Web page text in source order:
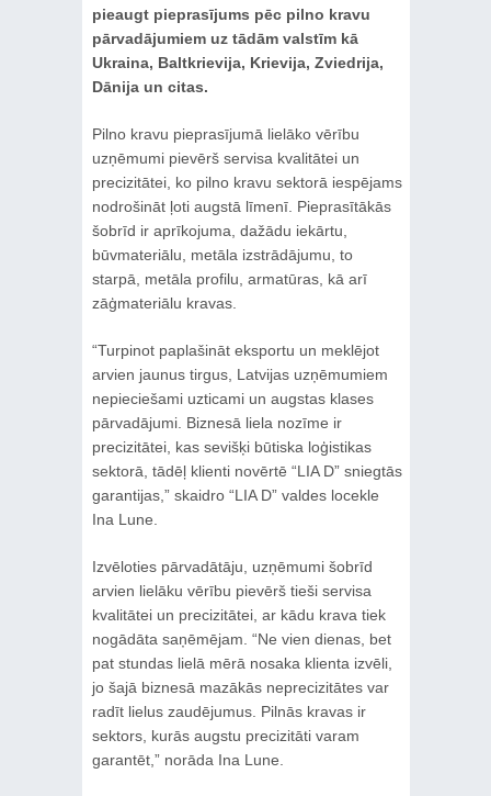
pieaugt pieprasījums pēc pilno kravu
pārvadājumiem uz tādām valstīm kā
Ukraina, Baltkrievija, Krievija, Zviedrija,
Dānija un citas.
Pilno kravu pieprasījumā lielāko vērību
uzņēmumi pievērš servisa kvalitātei un
precizitātei, ko pilno kravu sektorā iespējams
nodrošināt ļoti augstā līmenī. Pieprasītākās
šobrīd ir aprīkojuma, dažādu iekārtu,
būvmateriālu, metāla izstrādājumu, to
starpā, metāla profilu, armatūras, kā arī
zāģmateriālu kravas.
“Turpinot paplašināt eksportu un meklējot
arvien jaunus tirgus, Latvijas uzņēmumiem
nepieciešami uzticami un augstas klases
pārvadājumi. Biznesā liela nozīme ir
precizitātei, kas sevišķi būtiska loģistikas
sektorā, tādēļ klienti novērtē “LIA D” sniegtās
garantijas,” skaidro “LIA D” valdes locekle
Ina Lune.
Izvēloties pārvadātāju, uzņēmumi šobrīd
arvien lielāku vērību pievērš tieši servisa
kvalitātei un precizitātei, ar kādu krava tiek
nogādāta saņēmējam. “Ne vien dienas, bet
pat stundas lielā mērā nosaka klienta izvēli,
jo šajā biznesā mazākās neprecizitātes var
radīt lielus zaudējumus. Pilnās kravas ir
sektors, kurās augstu precizitāti varam
garantēt,” norāda Ina Lune.